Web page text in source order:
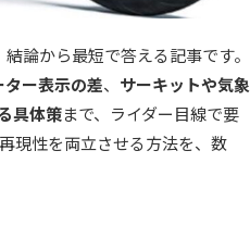
論から最短で答える記事です。
ー表示の差、 サーキットや気象
具体策まで、ライダー目線で要
現性を両立させる方法を、数